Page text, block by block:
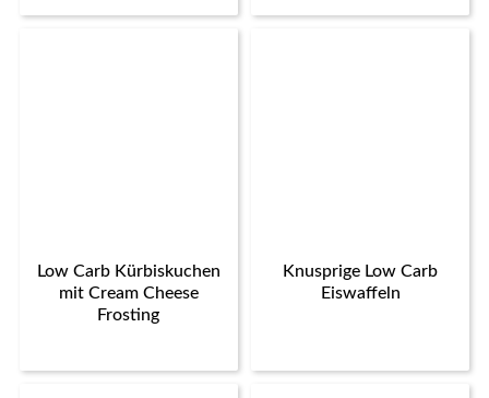
Low Carb Kürbiskuchen
mit Cream Cheese
Frosting
Knusprige Low Carb
Eiswaffeln